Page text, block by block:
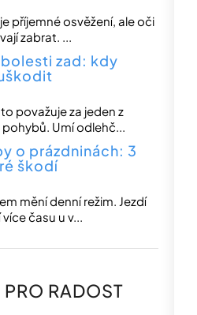
příjemné osvěžení, ale oči
zabrat. ...
zad: kdy
považuje za jeden z
Umí odlehč...
o prázdninách: 3
škodí
mění denní režim. Jezdí
času u v...
RADOST